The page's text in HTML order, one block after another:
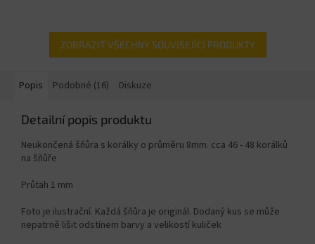
ZOBRAZIT VŠECHNY SOUVISEJÍCÍ PRODUKTY
Popis Podobné (16) Diskuze
Detailní popis produktu
Neukončená šňůra s korálky o průměru 8mm. cca 46 - 48 korálků
na šňůře
Průtah 1 mm
Foto je ilustrační. Každá šňůra je originál. Dodaný kus se může
nepatrně lišit odstínem barvy a velikostí kuliček